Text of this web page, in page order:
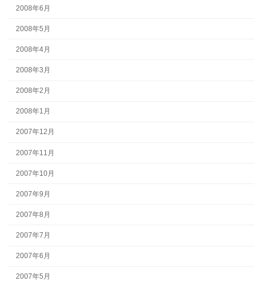
2008年6月
2008年5月
2008年4月
2008年3月
2008年2月
2008年1月
2007年12月
2007年11月
2007年10月
2007年9月
2007年8月
2007年7月
2007年6月
2007年5月